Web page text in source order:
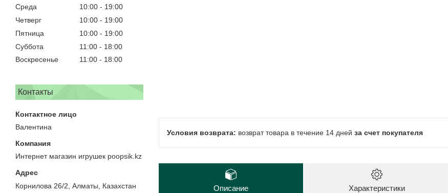
Среда
10:00
19:00
Четверг
10:00
19:00
Пятница
10:00
19:00
Суббота
11:00
18:00
Воскресенье
11:00 18:00
Контакты
Валентина
Интернет магазин игрушек poopsik.kz
Корнилова 26/2, Алматы, Казахстан
возврат товара в течение 14 дней за счет покупателя
Описание Характеристики